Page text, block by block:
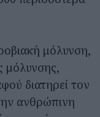
μόλυνση,
μόλυνσης,
διατηρεί τον
ανθρώπινη